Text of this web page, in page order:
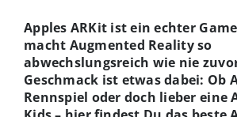
Apples ARKit ist ein echter
macht Augmented Reality so
abwechslungsreich wie nie
Geschmack ist etwas dabei: Ob
Rennspiel oder doch lieber eine